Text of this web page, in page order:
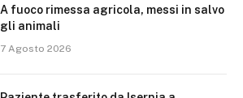
A fuoco rimessa agricola, messi in salvo
gli animali
7 Agosto 2026